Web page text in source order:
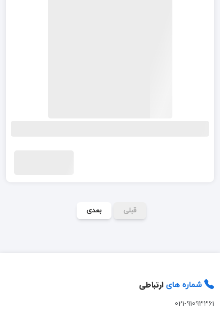
قبلی بعدی
شماره های ارتباطی
021-91093361